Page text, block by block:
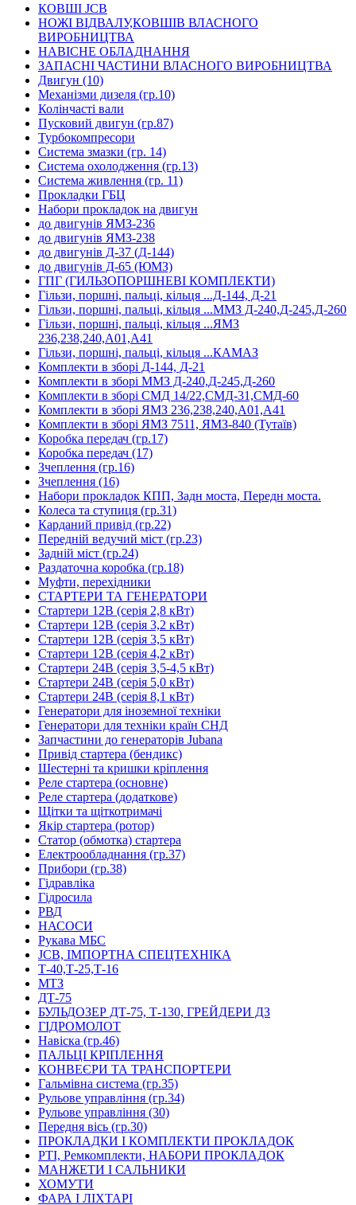
КОВШІ JCB
НОЖІ ВІДВАЛУ,КОВШІВ ВЛАСНОГО
ВИРОБНИЦТВА
НАВІСНЕ ОБЛАДНАННЯ
ЗАПАСНІ ЧАСТИНИ ВЛАСНОГО ВИРОБНИЦТВА
Двигун (10)
Механізми дизеля (гр.10)
Колінчасті вали
Пусковий двигун (гр.87)
Турбокомпресори
Система змазки (гр. 14)
Система охолодження (гр.13)
Система живлення (гр. 11)
Прокладки ГБЦ
Набори прокладок на двигун
до двигунів ЯМЗ-236
до двигунів ЯМЗ-238
до двигунів Д-37 (Д-144)
до двигунів Д-65 (ЮМЗ)
ГПГ (ГИЛЬЗОПОРШНЕВІ КОМПЛЕКТИ)
Гільзи, поршні, пальці, кільця ...Д-144, Д-21
Гільзи, поршні, пальці, кільця ...ММЗ Д-240,Д-245,Д-260
Гільзи, поршні, пальці, кільця ...ЯМЗ
236,238,240,А01,А41
Гільзи, поршні, пальці, кільця ...КАМАЗ
Комплекти в зборі Д-144, Д-21
Комплекти в зборі ММЗ Д-240,Д-245,Д-260
Комплекти в зборі СМД 14/22,СМД-31,СМД-60
Комплекти в зборі ЯМЗ 236,238,240,А01,А41
Комплекти в зборі ЯМЗ 7511, ЯМЗ-840 (Тутаїв)
Коробка передач (гр.17)
Коробка передач (17)
Зчеплення (гр.16)
Зчеплення (16)
Набори прокладок КПП, Задн моста, Передн моста.
Колеса та ступиця (гр.31)
Карданий привід (гр.22)
Передній ведучий міст (гр.23)
Задній міст (гр.24)
Раздаточна коробка (гр.18)
Муфти, перехідники
СТАРТЕРИ ТА ГЕНЕРАТОРИ
Стартери 12В (серія 2,8 кВт)
Стартери 12В (серія 3,2 кВт)
Стартери 12В (серія 3,5 кВт)
Стартери 12В (серія 4,2 кВт)
Стартери 24В (серія 3,5-4,5 кВт)
Стартери 24В (серія 5,0 кВт)
Стартери 24В (серія 8,1 кВт)
Генератори для іноземної техніки
Генератори для техніки країн СНД
Запчастини до генераторів Jubana
Привід стартера (бендикс)
Шестерні та кришки кріплення
Реле стартера (основне)
Реле стартера (додаткове)
Щітки та щіткотримачі
Якір стартера (ротор)
Статор (обмотка) стартера
Електрообладнання (гр.37)
Прибори (гр.38)
Гідравліка
Гідросила
РВД
НАСОСИ
Рукава МБС
JCB, ІМПОРТНА СПЕЦТЕХНІКА
Т-40,Т-25,Т-16
МТЗ
ДТ-75
БУЛЬДОЗЕР ДТ-75, Т-130, ГРЕЙДЕРИ ДЗ
ГІДРОМОЛОТ
Навіска (гр.46)
ПАЛЬЦІ КРІПЛЕННЯ
КОНВЕЄРИ ТА ТРАНСПОРТЕРИ
Гальмівна система (гр.35)
Рульове управління (гр.34)
Рульове управління (30)
Передня вісь (гр.30)
ПРОКЛАДКИ І КОМПЛЕКТИ ПРОКЛАДОК
РТІ, Ремкомплекти, НАБОРИ ПРОКЛАДОК
МАНЖЕТИ І САЛЬНИКИ
ХОМУТИ
ФАРА І ЛІХТАРІ